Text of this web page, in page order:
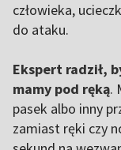
człowieka,
do ataku.
Ekspert radził,
mamy pod ręką.
pasek albo inny
zamiast ręki czy